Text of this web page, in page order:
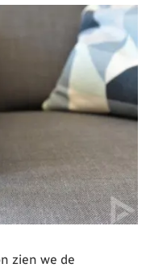
zien we de